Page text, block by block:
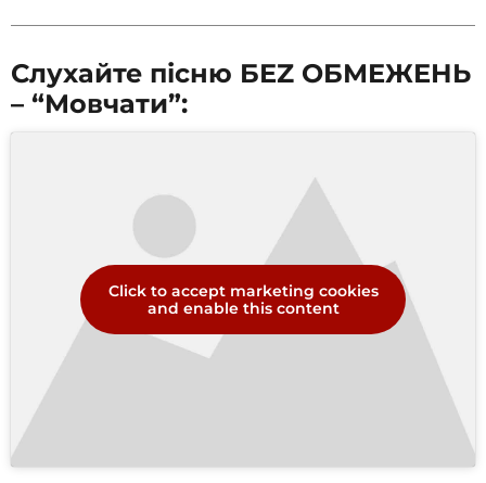
Слухайте пісню БЕZ ОБМЕЖЕНЬ
– “Мовчати”:
Click to accept marketing cookies
and enable this content